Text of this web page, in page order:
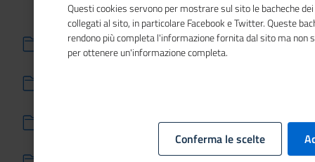
Arbitrato e mediazione
Questi cookies servono per mostrare sul sito le bacheche
collegati al sito, in particolare Facebook e Twitter. Queste
rendono più completa l'informazione fornita dal sito ma non
per ottenere un'informazione completa.
Conferma le scelte